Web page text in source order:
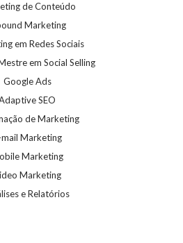
de Conteúdo
Marketing
em Redes Sociais
em Social Selling
Google Ads
SEO
de Marketing
mail Marketing
Marketing
Marketing
e Relatórios